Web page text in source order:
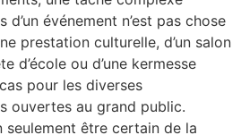
événement n’est pas chose
prestation culturelle, d’un salon
d’école ou d’une kermesse
pour les diverses
ouvertes au grand public.
seulement être certain de la